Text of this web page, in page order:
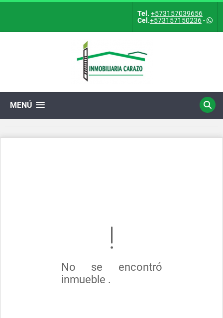
Tel. +573157039656
Cel.+573157150236-
MENÚ
No se encontró
inmueble .